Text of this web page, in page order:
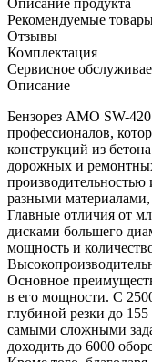
Рекомендуемые
Отзывы
Комплектация
Сервисное
Описание
Бензорез AMO SW-
профессионалов,
конструкций из
дорожных и
производительностью
разными
Главные отличия от
дисками большего
мощность и
Основное
в его мощности. С
глубиной резки до
самыми сложными
доходить до 6000